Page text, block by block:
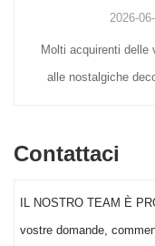
2026-
Molti acquirenti delle
alle nostalgiche
vintage in soffiaggio
Contattaci
IL NOSTRO TEAM È
vostre domande,